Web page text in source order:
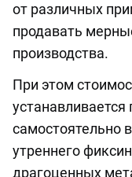
от различных
продавать
производства.
При этом
самостоятельно
утреннего
драгоценных